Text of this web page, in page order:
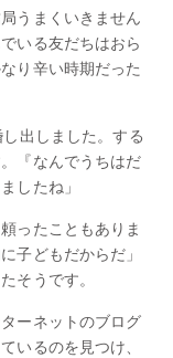
うまくいきません
いる友だちはおら
り辛い時期だった
出しました。する
『なんでうちはだ
したね」
ったこともありま
子どもだからだ」
そうです。
ーネットのブログ
いるのを見つけ、